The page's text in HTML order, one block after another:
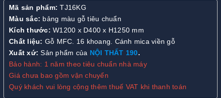
Mã sản phẩm: TJ16KG
Màu sắc: bảng màu gỗ tiêu chuẩn
Kích thước: W1200 x D400 x H1250 mm
Chất liệu: Gỗ MFC. 16 khoang. Cánh mica viền gỗ
Xuất xứ: Sản phẩm của NỘI THẤT 190.
Bảo hành: 1 năm theo tiêu chuẩn nhà máy
Giá chưa bao gồm vận chuyển
Quý khách vui lòng cộng thêm thuế VAT khi thanh toán